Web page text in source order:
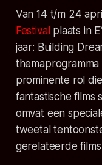
Van 14 t/m 24
Festivalplaats in
jaar: Building
prominente rol
fantastische films
omvat een
tweetal
gerelateerde